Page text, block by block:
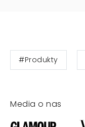
#Produkty
Media o nas